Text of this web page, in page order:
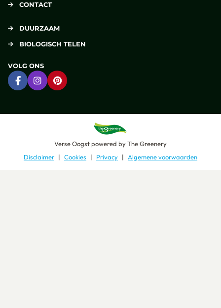
CONTACT
DUURZAAM
BIOLOGISCH TELEN
VOLG ONS
Ga naar Facebook
Ga naar Instagram
Ga naar Pinterest
Verse Oogstpowered byThe Greenery
Disclaimer
Cookies Privacy Algemene voorwaarden